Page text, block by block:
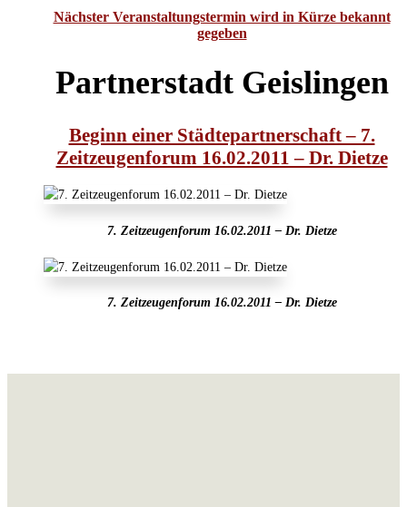
Nächster Veranstaltungstermin wird in Kürze bekannt
gegeben
Partnerstadt Geislingen
Beginn einer Städtepartnerschaft – 7.
Zeitzeugenforum 16.02.2011 – Dr. Dietze
7. Zeitzeugenforum 16.02.2011 – Dr. Dietze
7. Zeitzeugenforum 16.02.2011 – Dr. Dietze